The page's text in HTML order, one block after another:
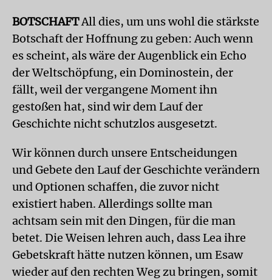
BOTSCHAFTAll dies, um uns wohl die stärkste
Botschaft der Hoffnung zu geben: Auch wenn
es scheint, als wäre der Augenblick ein Echo
der Weltschöpfung, ein Dominostein, der
fällt, weil der vergangene Moment ihn
gestoßen hat, sind wir dem Lauf der
Geschichte nicht schutzlos ausgesetzt.
Wir können durch unsere Entscheidungen
und Gebete den Lauf der Geschichte verändern
und Optionen schaffen, die zuvor nicht
existiert haben. Allerdings sollte man
achtsam sein mit den Dingen, für die man
betet. Die Weisen lehren auch, dass Lea ihre
Gebetskraft hätte nutzen können, um Esaw
wieder auf den rechten Weg zu bringen, somit